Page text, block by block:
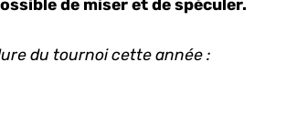
de miser et de spéculer.
du tournoi cette année :